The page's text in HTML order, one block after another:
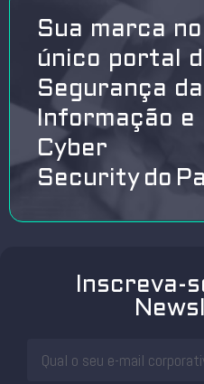
Sua marca no
único portal
Segurança da
Informação e
Cyber
Security do
Inscreva-